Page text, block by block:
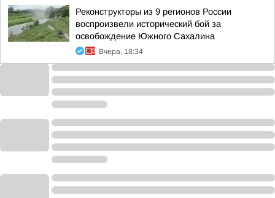
Реконструкторы из 9 регионов России
воспроизвели исторический бой за
освобождение Южного Сахалина
Вчера, 18:34